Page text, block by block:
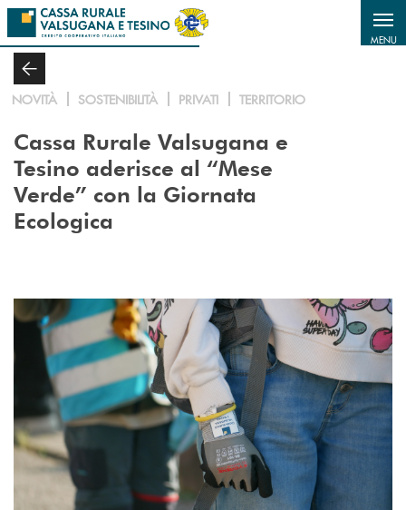
Salta al contenuto principale
MENU
NOVITÀ SOSTENIBILITÀ PRIVATI TERRITORIO
Cassa Rurale Valsugana e
Tesino aderisce al “Mese
Verde” con la Giornata
Ecologica